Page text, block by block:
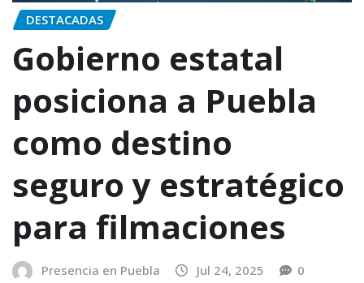
DESTACADAS
Gobierno estatal
posiciona a Puebla
como destino
seguro y estratégico
para filmaciones
Presencia en Puebla Jul 24, 2025 0